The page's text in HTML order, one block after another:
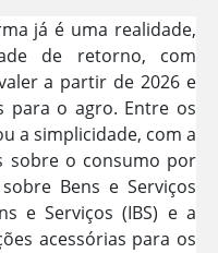
já é uma realidade,
de retorno, com
a partir de 2026 e
para o agro. Entre os
a simplicidade, com a
sobre o consumo por
Bens e Serviços
e Serviços (IBS) e a
acessórias para os